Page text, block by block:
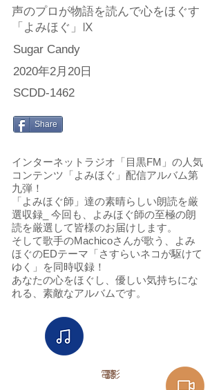
声のプロが物語を読んで心をほぐす
「よみほぐ」Ⅸ
Sugar Candy
2020年2月20日
SCDD-1462
Share
インターネットラジオ「目黒FM」の人気
コンテンツ「よみほぐ」配信アルバム第
九弾！
「よみほぐ師」達の素晴らしい朗読を厳
選収録_ 今回も、よみほぐ師の至極の朗
読を厳選して皆様のお届けします。
そして歌手のMachicoさんが歌う、よみ
ほぐのEDテーマ「さすらいネコが駆けて
ゆく」を同時収録！
あなたの心をほぐし、優しい気持ちにな
れる、素敵なアルバムです。
聽
電影